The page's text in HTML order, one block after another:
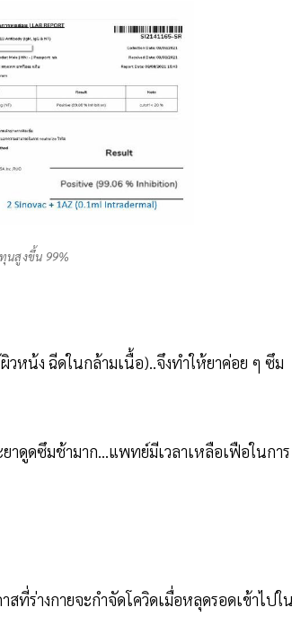
นสูงขึ้น 99%
หน้ง ฉีดในกล้ามเนื้อ)..จึงทำให้ยาค่อย ๆ ซึม
าดูดซึมช้ามาก...แพทย์มีเวลาเหลือเฟือในการ
ร่างกายจะกำจัดโควิดเมื่อหลุดรอดเข้าไปใ